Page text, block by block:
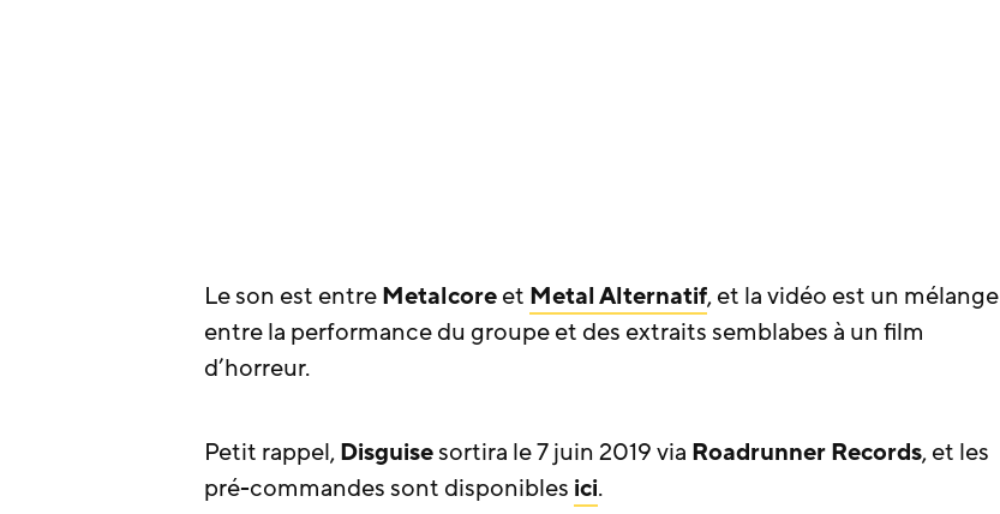
Le son est entreMetalcoreet Metal Alternatif, et la vidéo est un mélange
entre la performance du groupe et des extraits semblabes à un film
d’horreur.
Petit rappel,Disguisesortira le 7 juin 2019 via Roadrunner Records, et les
pré-commandes sont disponibles ici.